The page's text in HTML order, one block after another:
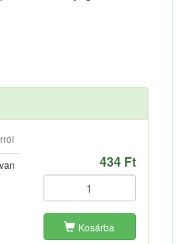
van 434 Ft
Kosárba